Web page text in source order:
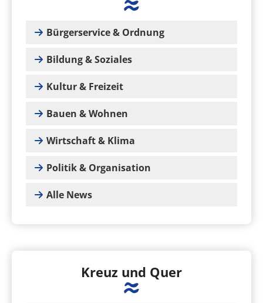
Bürgerservice & Ordnung
Bildung & Soziales
Kultur & Freizeit
Bauen & Wohnen
Wirtschaft & Klima
Politik & Organisation
Alle News
Kreuz und Quer